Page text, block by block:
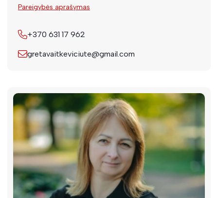
Pareigybės aprašymas
+370 631 17 962
gretavaitkeviciute@gmail.com